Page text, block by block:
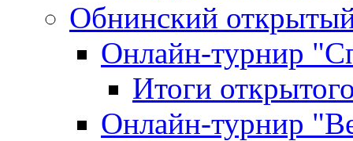
Обнинский
Онлайн-турнир
Итоги
Онлайн-турнир